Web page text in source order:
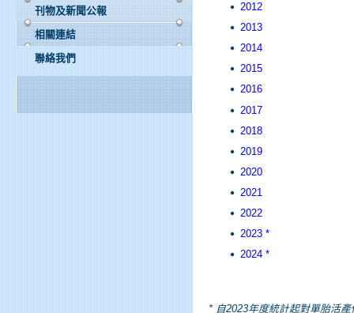
刊物及新聞公報
相關連結
聯絡我們
2012
2013
2014
2015
2016
2017
2018
2019
2020
2021
2022
2023 *
2024 *
* 自2023年度統計起對單胎活